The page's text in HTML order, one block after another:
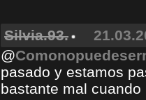
Silvia.93.
@
pasado y estamos
bastante mal